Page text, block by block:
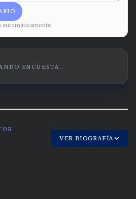
automáticamente.
ENCUESTA...
VER BIOGRAFÍA